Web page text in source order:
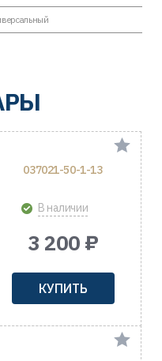
037021-50-1-13
В наличии
3 200 ₽
КУПИТЬ